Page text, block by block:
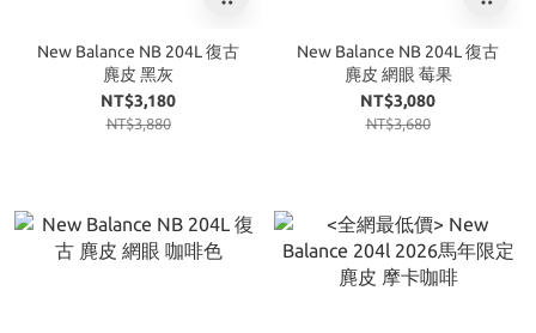
New Balance NB 204L 復古
麂皮 黑灰
NT$3,180
NT$3,880
New Balance NB 204L 復古
麂皮 網眼 莓果
NT$3,080
NT$3,680